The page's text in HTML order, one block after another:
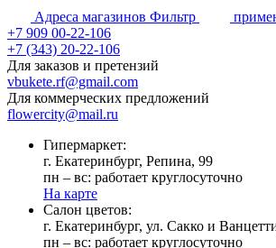
Адреса магазинов Фильтр
+7 909 00-22-106
+7 (343) 20-22-106
Для заказов и претензий
vbukete.rf@gmail.com
Для коммерческих предложений
flowercity@mail.ru
Гипермаркет:
г. Екатеринбург, Репина, 99
пн – вс: работает круглосуточно
На карте
Cалон цветов:
г. Екатеринбург, ул. Сакко и
пн – вс: работает круглосуточно